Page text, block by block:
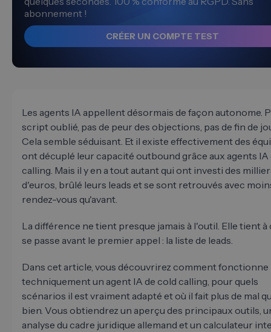
abonnement !
CRÉER UN COMPTE TEST
Les agents IA appellent désormais de façon autonome.
script oublié, pas de peur des objections, pas de fin de
Cela semble séduisant. Et il existe effectivement des
ont décuplé leur capacité outbound grâce aux agents IA
calling. Mais il y en a tout autant qui ont investi des
d'euros, brûlé leurs leads et se sont retrouvés avec
rendez-vous qu'avant.
La différence ne tient presque jamais à l'outil. Elle tient à
se passe avant le premier appel : la liste de leads.
Dans cet article, vous découvrirez comment fonctionne
techniquement un agent IA de cold calling, pour quels
scénarios il est vraiment adapté et où il fait plus de mal
bien. Vous obtiendrez un aperçu des principaux outils,
analyse du cadre juridique allemand et un calculateur